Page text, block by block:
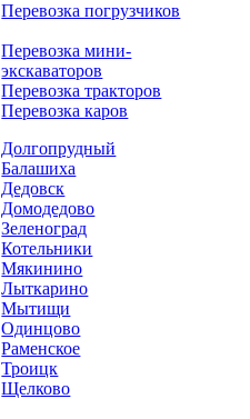
Перевозка погрузчиков
Перевозка мини-
экскаваторов
Перевозка тракторов
Перевозка каров
Долгопрудный
Балашиха
Дедовск
Домодедово
Зеленоград
Котельники
Мякинино
Лыткарино
Мытищи
Одинцово
Раменское
Троицк
Щелково